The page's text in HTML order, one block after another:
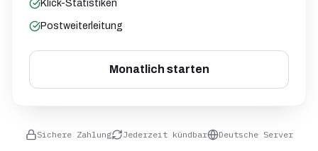
Klick-Statistiken
Postweiterleitung
Monatlich starten
Sichere Zahlung Jederzeit kündbar Deutsche Server